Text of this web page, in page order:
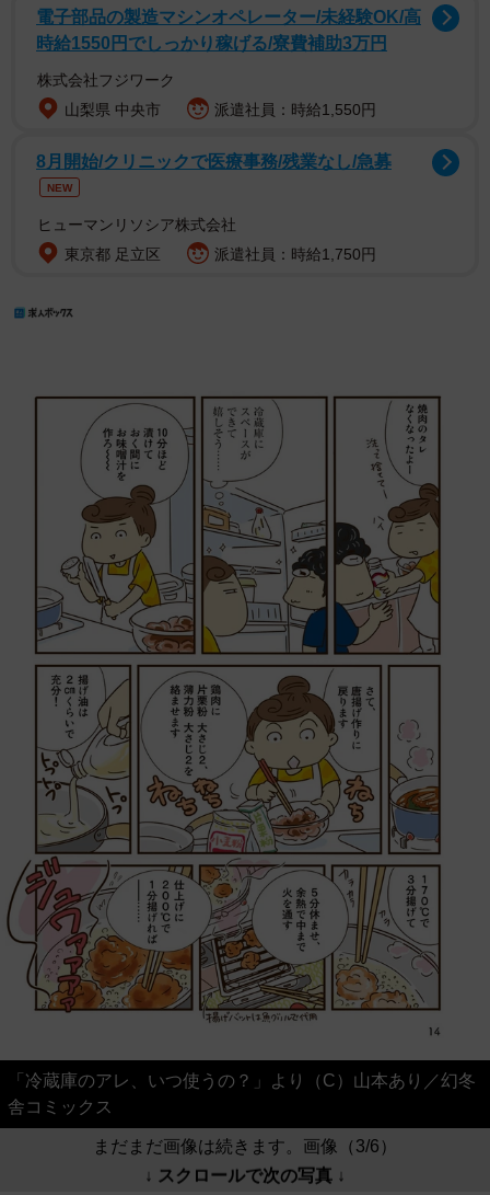
電子部品の製造マシンオペレーター/未経験OK/高
時給1550円でしっかり稼げる/寮費補助3万円
株式会社フジワーク
山梨県 中央市
派遣社員：時給1,550円
8月開始/クリニックで医療事務/残業なし/急募
NEW
ヒューマンリソシア株式会社
東京都 足立区
派遣社員：時給1,750円
「冷蔵庫のアレ、いつ使うの？」より（C）山本あり／幻冬
舎コミックス
まだまだ画像は続きます。画像（3/6）
↓ スクロールで次の写真 ↓